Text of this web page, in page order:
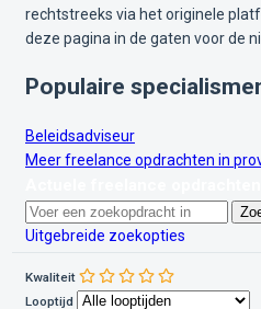
rechtstreeks via het originele
deze pagina in de gaten voor de
Populaire
Beleidsadviseur
Meer freelance opdrachten in
Uitgebreide zoekopties
Kwaliteit
Looptijd